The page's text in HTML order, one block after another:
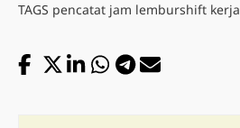
TAGS pencatat jam lemburshift kerja